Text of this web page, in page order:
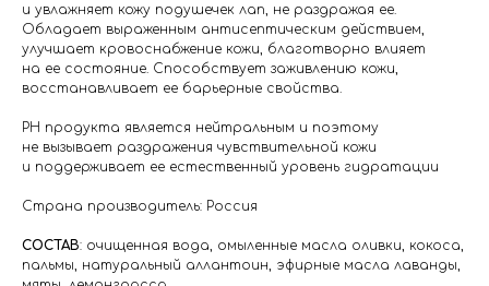
и увлажняет кожу подушечек лап, не раздражая ее.
Обладает выраженным антисептическим действием,
улучшает кровоснабжение кожи, благотворно влияет
на ее состояние. Способствует заживлению кожи,
восстанавливает ее барьерные свойства.
РН продукта является нейтральным и поэтому
не вызывает раздражения чувствительной кожи
и поддерживает ее естественный уровень гидратации
Страна производитель: Россия
СОСТАВ: очищенная вода, омыленные масла оливки, кокоса,
пальмы, натуральный аллантоин, эфирные масла лаванды,